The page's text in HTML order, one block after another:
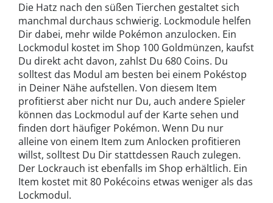
Die Hatz nach den süßen Tierchen gestaltet sich
manchmal durchaus schwierig. Lockmodule helfen
Dir dabei, mehr wilde Pokémon anzulocken. Ein
Lockmodul kostet im Shop 100 Goldmünzen, kaufst
Du direkt acht davon, zahlst Du 680 Coins. Du
solltest das Modul am besten bei einem Pokéstop
in Deiner Nähe aufstellen. Von diesem Item
profitierst aber nicht nur Du, auch andere Spieler
können das Lockmodul auf der Karte sehen und
finden dort häufiger Pokémon. Wenn Du nur
alleine von einem Item zum Anlocken profitieren
willst, solltest Du Dir stattdessen Rauch zulegen.
Der Lockrauch ist ebenfalls im Shop erhältlich. Ein
Item kostet mit 80 Pokécoins etwas weniger als das
Lockmodul.